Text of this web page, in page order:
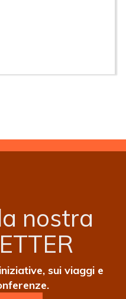
nostra
sui viaggi e